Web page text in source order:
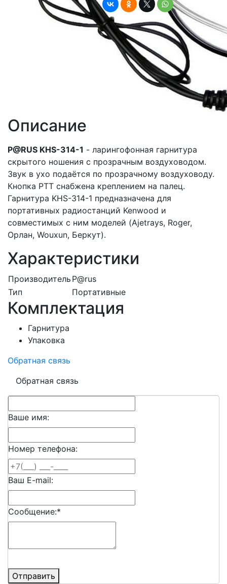
Описание
P@RUS KHS-314-1 - ларингофонная гарнитура
скрытого ношения с прозрачным воздуховодом.
Звук в ухо подаётся по прозрачному воздуховоду.
Кнопка PTT снабжена креплением на палец.
Гарнитура KHS-314-1 предназначена для
портативных радиостанций Kenwood и
совместимых с ним моделей (Ajetrays, Roger,
Орлан, Wouxun, Беркут).
Характеристики
Производитель P@rus
Тип
Портативные
Комплектация
Гарнитура
Упаковка
Обратная связь
Обратная связь
Ваше имя:
Номер телефона:
Ваш E-mail:
Сообщение:*
Отправить